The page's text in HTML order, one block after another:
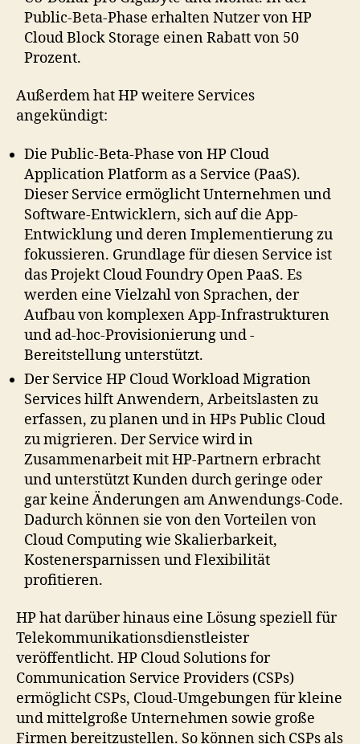
Public-Beta-Phase erhalten Nutzer von HP
Cloud Block Storage einen Rabatt von 50
Prozent.
Außerdem hat HP weitere Services
angekündigt:
Die Public-Beta-Phase von HP Cloud
Application Platform as a Service (PaaS).
Dieser Service ermöglicht Unternehmen und
Software-Entwicklern, sich auf die App-
Entwicklung und deren Implementierung zu
fokussieren. Grundlage für diesen Service ist
das Projekt Cloud Foundry Open PaaS. Es
werden eine Vielzahl von Sprachen, der
Aufbau von komplexen App-Infrastrukturen
und ad-hoc-Provisionierung und -
Bereitstellung unterstützt.
Der Service HP Cloud Workload Migration
Services hilft Anwendern, Arbeitslasten zu
erfassen, zu planen und in HPs Public Cloud
zu migrieren. Der Service wird in
Zusammenarbeit mit HP-Partnern erbracht
und unterstützt Kunden durch geringe oder
gar keine Änderungen am Anwendungs-Code.
Dadurch können sie von den Vorteilen von
Cloud Computing wie Skalierbarkeit,
Kostenersparnissen und Flexibilität
profitieren.
HP hat darüber hinaus eine Lösung speziell für
Telekommunikationsdienstleister
veröffentlicht. HP Cloud Solutions for
Communication Service Providers (CSPs)
ermöglicht CSPs, Cloud-Umgebungen für kleine
und mittelgroße Unternehmen sowie große
Firmen bereitzustellen. So können sich CSPs als